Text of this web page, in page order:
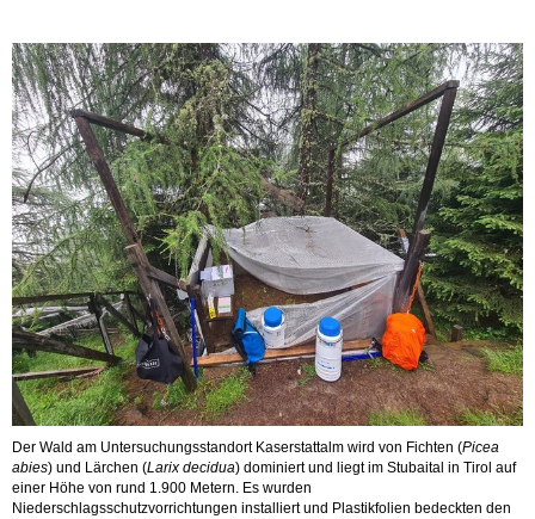
Der Wald am Untersuchungsstandort Kaserstattalm wird von Fichten (Picea
abies) und Lärchen (Larix decidua) dominiert und liegt im Stubaital in Tirol auf
einer Höhe von rund 1.900 Metern. Es wurden
Niederschlagsschutzvorrichtungen installiert und Plastikfolien bedeckten den